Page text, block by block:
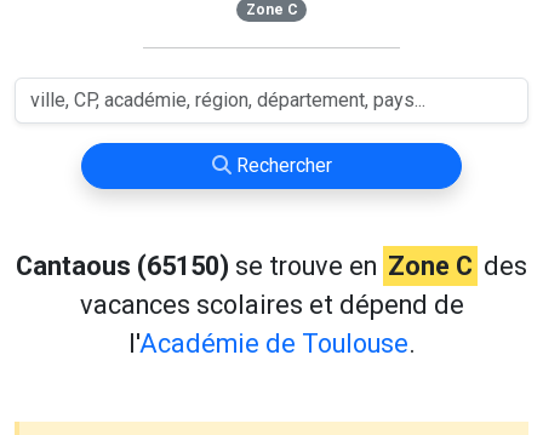
Zone C
Rechercher
Cantaous (65150) se trouve en Zone C des
vacances scolaires et dépend de
l'Académie de Toulouse.